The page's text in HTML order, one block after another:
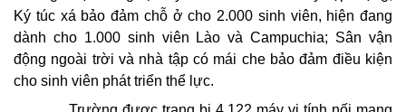
Ký túc xá bảo đảm chỗ ở cho 2.000 sinh viên, hiện đang
dành cho 1.000 sinh viên Lào và Campuchia; Sân vận
động ngoài trời và nhà tập có mái che bảo đảm điều kiện
cho sinh viên phát triển thể lực.